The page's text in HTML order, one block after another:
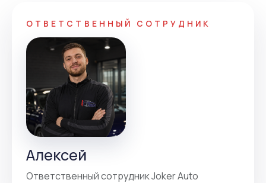
ОТВЕТСТВЕННЫЙ СОТРУДНИК
Алексей
Ответственный сотрудник Joker Auto